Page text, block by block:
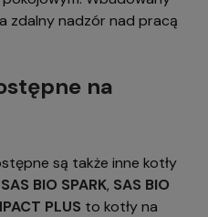
zdalny nadzór nad pracą
na
są także inne kotły
SAS BIO SPARK, SAS BIO
PLUS to kotły na